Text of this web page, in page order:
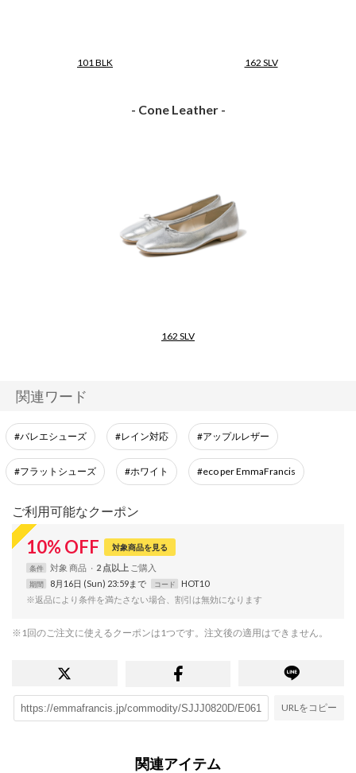
101 BLK 162 SLV
- Cone Leather -
162 SLV
関連ワード
#バレエシューズ #レイン対応 #アップルレザー
#フラットシューズ #ホワイト #eco per EmmaFrancis
ご利用可能なクーポン
10% OFF 対象商品を見る
条件 対象 商品 2 点以上
期間 8月16日 (Sun) 23:59まで コード
HOT10
※返品により条件を満たさない場合、割引は無効になります
※1回のご注文に使えるクーポンは1つです。注文後の適用はできません。
URLをコピー
関連アイテム